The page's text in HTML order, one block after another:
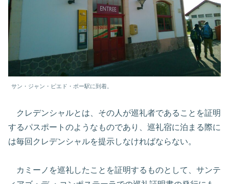
サン・ジャン・ピエド・ポー駅に到着。
クレデンシャルとは、その人が巡礼者であることを証明
するパスポートのようなものであり、巡礼宿に泊まる際に
は毎回クレデンシャルを提示しなければならない。
カミーノを巡礼したことを証明するものとして、サンテ